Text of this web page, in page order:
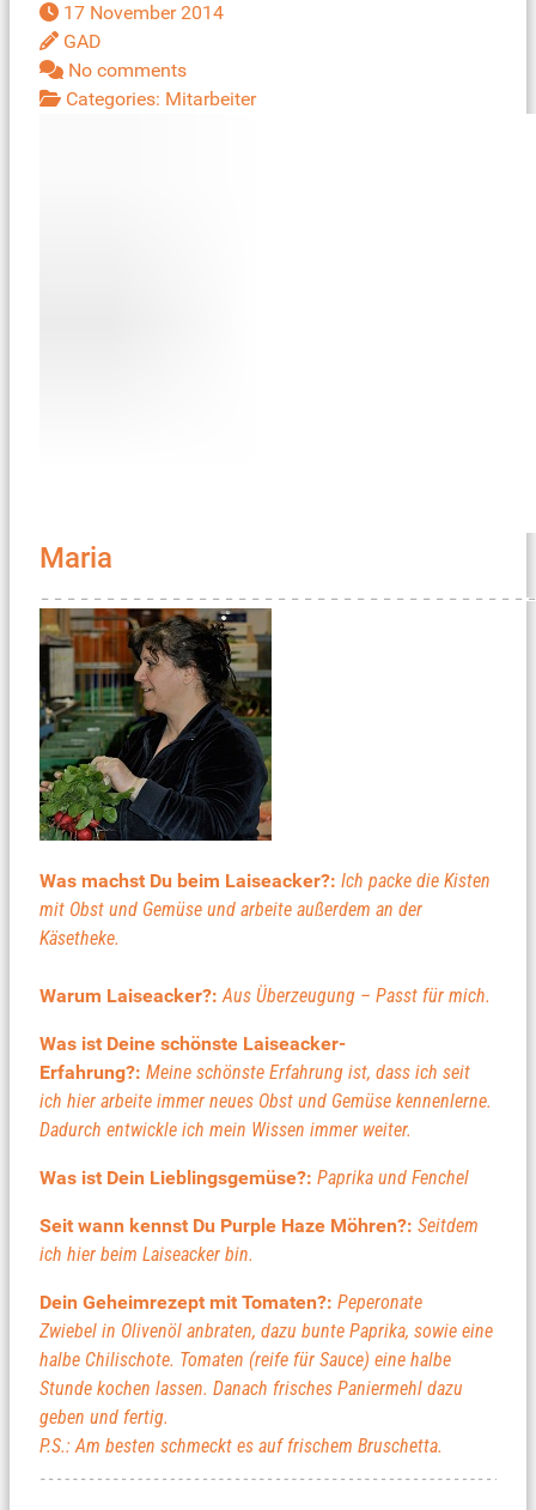
17 November 2014
GAD
No comments
Categories: Mitarbeiter
Maria
Was machst Du beim Laiseacker?: Ich packe die Kisten
mit Obst und Gemüse und arbeite außerdem an der
Käsetheke.
Warum Laiseacker?: Aus Überzeugung – Passt für mich.
Was ist Deine schönste Laiseacker-
Erfahrung?: Meine schönste Erfahrung ist, dass ich seit
ich hier arbeite immer neues Obst und Gemüse kennenlerne.
Dadurch entwickle ich mein Wissen immer weiter.
Was ist Dein Lieblingsgemüse?: Paprika und Fenchel
Seit wann kennst Du Purple Haze Möhren?: Seitdem
ich hier beim Laiseacker bin.
Dein Geheimrezept mit Tomaten?: Peperonate
Zwiebel in Olivenöl anbraten, dazu bunte Paprika, sowie eine
halbe Chilischote. Tomaten (reife für Sauce) eine halbe
Stunde kochen lassen. Danach frisches Paniermehl dazu
geben und fertig.
P.S.: Am besten schmeckt es auf frischem Bruschetta.